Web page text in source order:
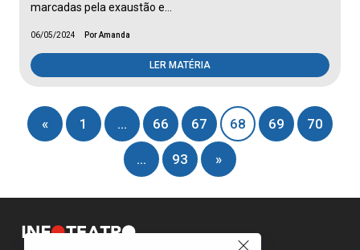
marcadas pela exaustão e…
06/05/2024 Por Amanda
LER MATÉRIA
« 1 … 66 67 68 69 70
… 93 »